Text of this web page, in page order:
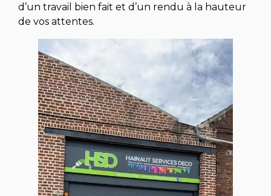
d’un travail bien fait et d’un rendu à la hauteur
de vos attentes.